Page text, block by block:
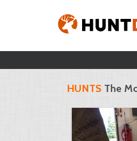
HUNTS The